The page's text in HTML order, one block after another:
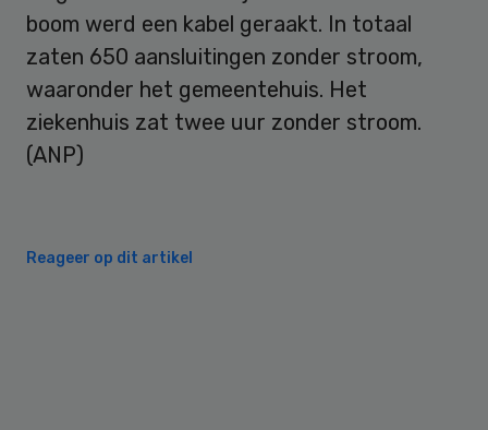
boom werd een kabel geraakt. In totaal
zaten 650 aansluitingen zonder stroom,
waaronder het gemeentehuis. Het
ziekenhuis zat twee uur zonder stroom.
(ANP)
Reageer op dit artikel